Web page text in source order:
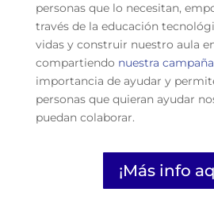
personas que lo necesitan,
través de la educación
vidas y construir nuestro aula
compartiendo nuestra campaña
importancia de ayudar y
personas que quieran ayudar
puedan colaborar.
¡Más info